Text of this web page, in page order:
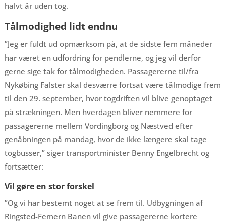
halvt år uden tog.
Tålmodighed lidt endnu
”Jeg er fuldt ud opmærksom på, at de sidste fem måneder
har været en udfordring for pendlerne, og jeg vil derfor
gerne sige tak for tålmodigheden. Passagererne til/fra
Nykøbing Falster skal desværre fortsat være tålmodige frem
til den 29. september, hvor togdriften vil blive genoptaget
på strækningen. Men hverdagen bliver nemmere for
passagererne mellem Vordingborg og Næstved efter
genåbningen på mandag, hvor de ikke længere skal tage
togbusser,” siger transportminister Benny Engelbrecht og
fortsætter:
Vil gøre en stor forskel
”Og vi har bestemt noget at se frem til. Udbygningen af
Ringsted-Femern Banen vil give passagererne kortere